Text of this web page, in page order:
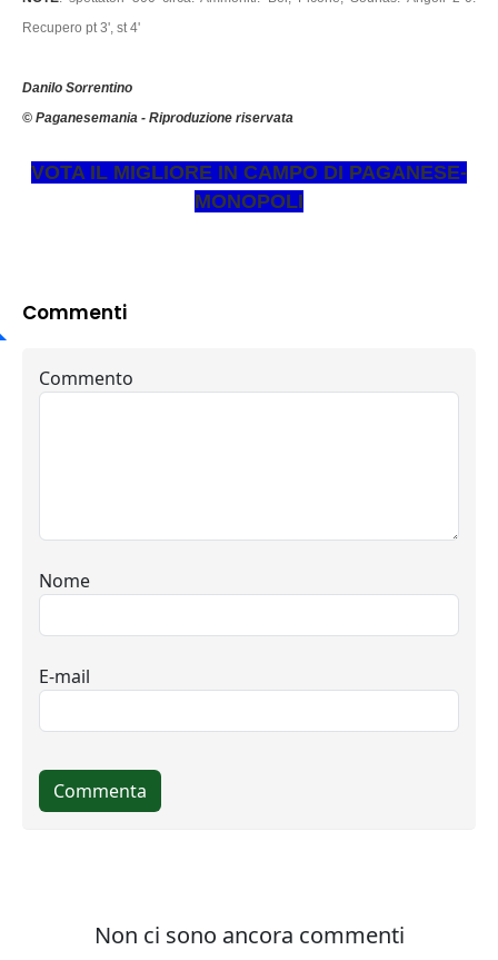
Recupero pt 3', st 4'
Danilo Sorrentino
© Paganesemania - Riproduzione riservata
VOTA IL MIGLIORE IN CAMPO DI PAGANESE-
MONOPOLI
Commenti